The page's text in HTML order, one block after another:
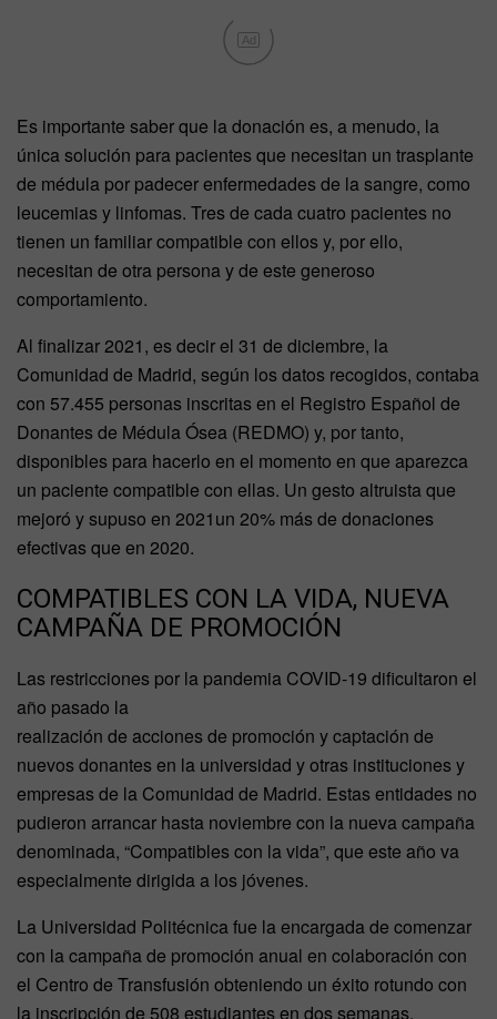
Ad
Es importante saber que la donación es, a menudo, la
única solución para pacientes que necesitan un trasplante
de médula por padecer enfermedades de la sangre, como
leucemias y linfomas. Tres de cada cuatro pacientes no
tienen un familiar compatible con ellos y, por ello,
necesitan de otra persona y de este generoso
comportamiento.
Al finalizar 2021, es decir el 31 de diciembre, la
Comunidad de Madrid, según los datos recogidos, contaba
con 57.455 personas inscritas en el Registro Español de
Donantes de Médula Ósea (REDMO) y, por tanto,
disponibles para hacerlo en el momento en que aparezca
un paciente compatible con ellas. Un gesto altruista que
mejoró y supuso en 2021un 20% más de donaciones
efectivas que en 2020.
COMPATIBLES CON LA VIDA, NUEVA
CAMPAÑA DE PROMOCIÓN
Las restricciones por la pandemia COVID-19 dificultaron el
año pasado la
realización de acciones de promoción y captación de
nuevos donantes en la universidad y otras instituciones y
empresas de la Comunidad de Madrid. Estas entidades no
pudieron arrancar hasta noviembre con la nueva campaña
denominada, “Compatibles con la vida”, que este año va
especialmente dirigida a los jóvenes.
La Universidad Politécnica fue la encargada de comenzar
con la campaña de promoción anual en colaboración con
el Centro de Transfusión obteniendo un éxito rotundo con
la inscripción de 508 estudiantes en dos semanas.